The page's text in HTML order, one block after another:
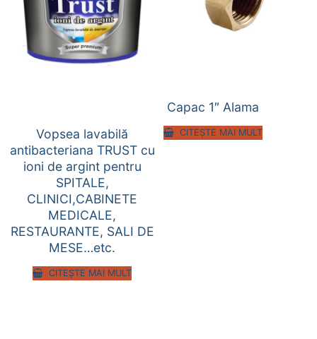
Vopsea lavabilă
antibacteriana TRUST cu
ioni de argint pentru
SPITALE,
CLINICI,CABINETE
MEDICALE,
RESTAURANTE, SALI DE
MESE…etc.
CITEȘTE MAI MULT
Capac 1″ Alama
CITEȘTE MAI MULT